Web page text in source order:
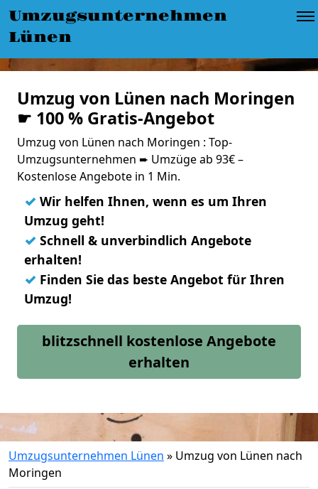
Umzugsunternehmen
Lünen
Umzug von Lünen nach Moringen
☛ 100 % Gratis-Angebot
Umzug von Lünen nach Moringen : Top-
Umzugsunternehmen ➨ Umzüge ab 93€ –
Kostenlose Angebote in 1 Min.
✓ Wir helfen Ihnen, wenn es um Ihren
Umzug geht!
✓ Schnell & unverbindlich Angebote
erhalten!
✓ Finden Sie das beste Angebot für Ihren
Umzug!
blitzschnell kostenlose Angebote
erhalten
Umzugsunternehmen Lünen » Umzug von Lünen nach
Moringen